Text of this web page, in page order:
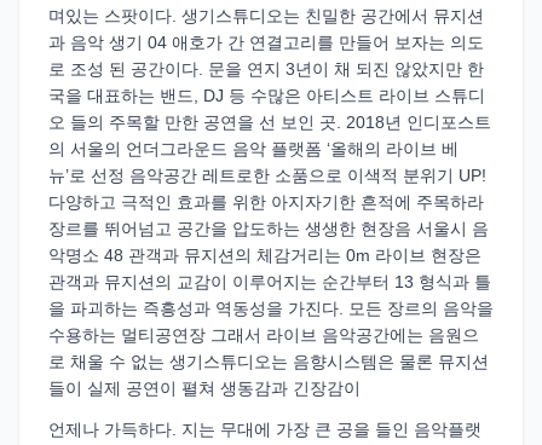
며있는 스팟이다. 생기스튜디오는 친밀한 공간에서 뮤지션
과 음악 생기 04 애호가 간 연결고리를 만들어 보자는 의도
로 조성 된 공간이다. 문을 연지 3년이 채 되진 않았지만 한
국을 대표하는 밴드, DJ 등 수많은 아티스트 라이브 스튜디
오 들의 주목할 만한 공연을 선 보인 곳. 2018년 인디포스트
의 서울의 언더그라운드 음악 플랫폼 ‘올해의 라이브 베
뉴’로 선정 음악공간 레트로한 소품으로 이색적 분위기 UP!
다양하고 극적인 효과를 위한 아지자기한 흔적에 주목하라
장르를 뛰어넘고 공간을 압도하는 생생한 현장음 서울시 음
악명소 48 관객과 뮤지션의 체감거리는 0m 라이브 현장은
관객과 뮤지션의 교감이 이루어지는 순간부터 13 형식과 틀
을 파괴하는 즉흥성과 역동성을 가진다. 모든 장르의 음악을
수용하는 멀티공연장 그래서 라이브 음악공간에는 음원으
로 채울 수 없는 생기스튜디오는 음향시스템은 물론 뮤지션
들이 실제 공연이 펼쳐 생동감과 긴장감이
언제나 가득하다. 지는 무대에 가장 큰 공을 들인 음악플랫